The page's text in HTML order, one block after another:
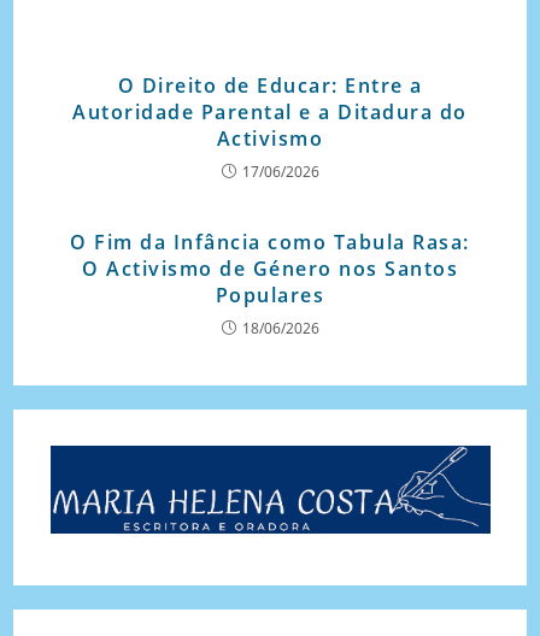
O Direito de Educar: Entre a
Autoridade Parental e a Ditadura do
Activismo
17/06/2026
O Fim da Infância como Tabula Rasa:
O Activismo de Género nos Santos
Populares
18/06/2026